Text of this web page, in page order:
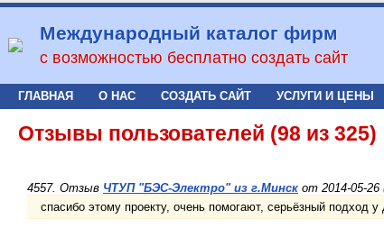
Международный каталог фирм
с возможностью бесплатно создать сайт
ГЛАВНАЯ О НАС СОЗДАТЬ САЙТ УСЛУГИ И ЦЕНЫ
Отзывы пользователей (98 из 325)
4557. Отзыв ЧТУП "БЭС-Электро" из г.Минск от 2014-05-
спасибо этому проекту, очень помогают, серьёзный подход у